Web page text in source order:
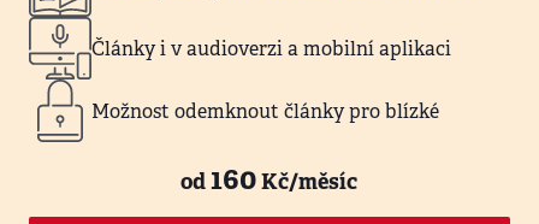
Články i v audioverzi a mobilní aplikaci
Možnost odemknout články pro blízké
od160Kč/měsíc